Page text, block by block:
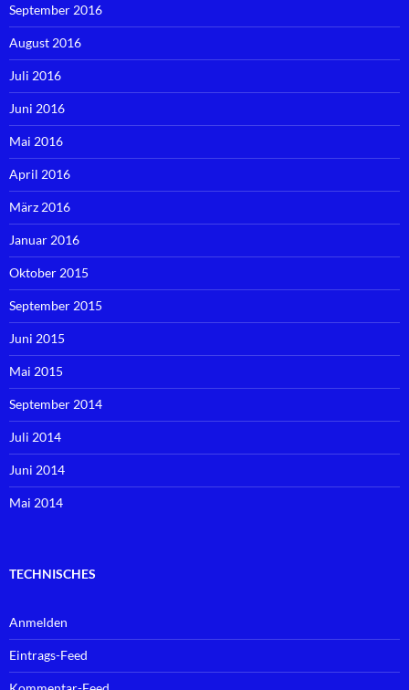
September 2016
August 2016
Juli 2016
Juni 2016
Mai 2016
April 2016
März 2016
Januar 2016
Oktober 2015
September 2015
Juni 2015
Mai 2015
September 2014
Juli 2014
Juni 2014
Mai 2014
TECHNISCHES
Anmelden
Eintrags-Feed